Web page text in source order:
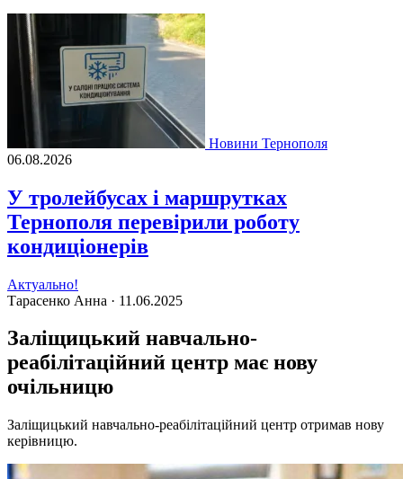
Новини Тернополя
06.08.2026
У тролейбусах і маршрутках
Тернополя перевірили роботу
кондиціонерів
Актуально!
Тарасенко Анна · 11.06.2025
Заліщицький навчально-
реабілітаційний центр має нову
очільницю
Заліщицький навчально-реабілітаційний центр отримав нову
керівницю.